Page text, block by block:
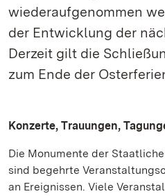
wiederaufgenommen
der Entwicklung der
Derzeit gilt die
zum Ende der
Konzerte, Trauungen,
Die Monumente der
sind begehrte
an Ereignissen. Viele